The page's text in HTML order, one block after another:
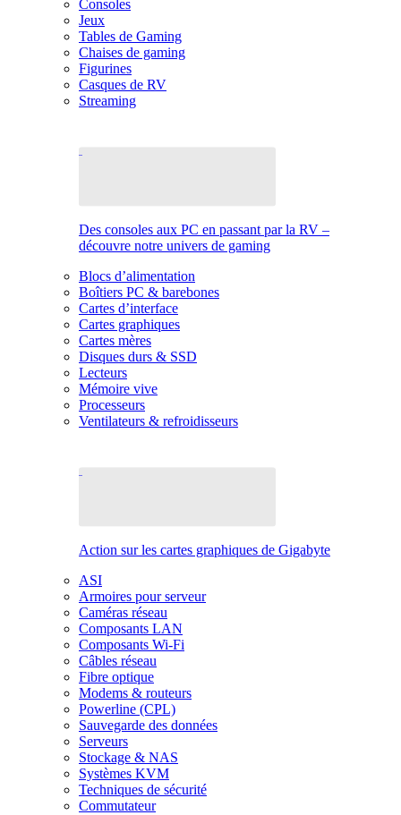
Consoles
Jeux
Tables de Gaming
Chaises de gaming
Figurines
Casques de RV
Streaming
Des consoles aux PC en passant par la RV –
découvre notre univers de gaming
Blocs d’alimentation
Boîtiers PC & barebones
Cartes d’interface
Cartes graphiques
Cartes mères
Disques durs & SSD
Lecteurs
Mémoire vive
Processeurs
Ventilateurs & refroidisseurs
Action sur les cartes graphiques de Gigabyte
ASI
Armoires pour serveur
Caméras réseau
Composants LAN
Composants Wi-Fi
Câbles réseau
Fibre optique
Modems & routeurs
Powerline (CPL)
Sauvegarde des données
Serveurs
Stockage & NAS
Systèmes KVM
Techniques de sécurité
Commutateur